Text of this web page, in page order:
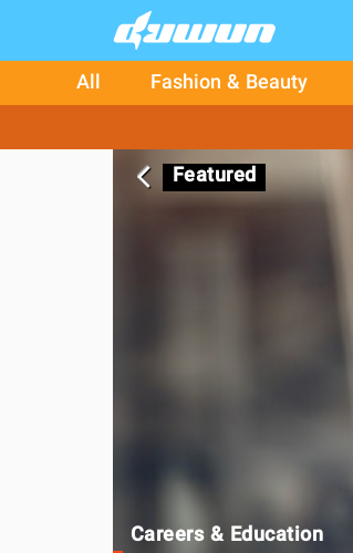
All
Fashion & Beauty
Featured
arrow_back_ios
Careers & Education